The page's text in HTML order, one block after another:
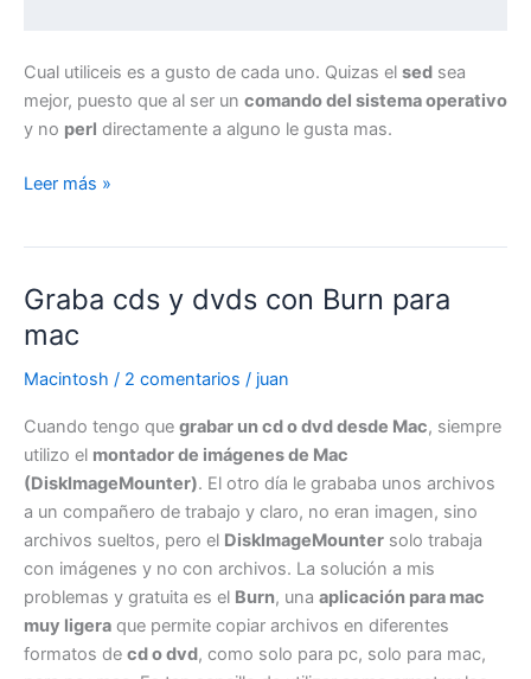
Cual utiliceis es a gusto de cada uno. Quizas el sed sea
mejor, puesto que al ser un comando del sistema operativo
y no perl directamente a alguno le gusta mas.
Cambiar
linea
rn
Windows
n
de
Linux,
Unix,
Mac
OSX
Leer más »
Graba cds y dvds con Burn para
mac
Macintosh / 2 comentarios / juan
Cuando tengo que grabar un cd o dvd desde Mac, siempre
utilizo el montador de imágenes de Mac
(DiskImageMounter). El otro día le grababa unos archivos
a un compañero de trabajo y claro, no eran imagen, sino
archivos sueltos, pero el DiskImageMounter solo trabaja
con imágenes y no con archivos. La solución a mis
problemas y gratuita es el Burn, una aplicación para mac
muy ligera que permite copiar archivos en diferentes
formatos de cd o dvd, como solo para pc, solo para mac,